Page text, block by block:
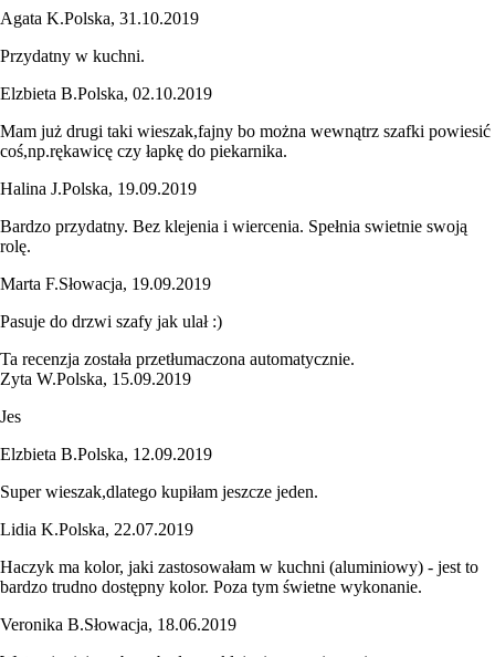
Agata K.Polska, 31.10.2019
Przydatny w kuchni.
Elzbieta B.Polska, 02.10.2019
Mam już drugi taki wieszak,fajny bo można wewnątrz szafki powiesić
coś,np.rękawicę czy łapkę do piekarnika.
Halina J.Polska, 19.09.2019
Bardzo przydatny. Bez klejenia i wiercenia. Spełnia swietnie swoją
rolę.
Marta F.Słowacja, 19.09.2019
Pasuje do drzwi szafy jak ulał :)
Ta recenzja została przetłumaczona automatycznie.
Zyta W.Polska, 15.09.2019
Jes
Elzbieta B.Polska, 12.09.2019
Super wieszak,dlatego kupiłam jeszcze jeden.
Lidia K.Polska, 22.07.2019
Haczyk ma kolor, jaki zastosowałam w kuchni (aluminiowy) - jest to
bardzo trudno dostępny kolor. Poza tym świetne wykonanie.
Veronika B.Słowacja, 18.06.2019